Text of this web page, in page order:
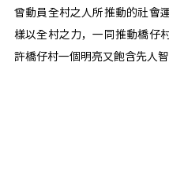
曾動員全村之人所推動的社會
樣以全村之力，一同推動橋仔
許橋仔村一個明亮又飽含先人智